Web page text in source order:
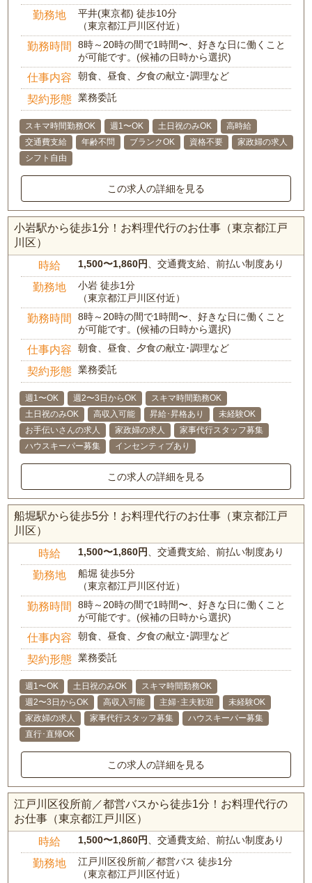
勤務地
平井(東京都) 徒歩10分
（東京都江戸川区付近）
勤務時間
8時～20時の間で1時間〜、好きな日に働くこと
が可能です。(候補の日時から選択)
仕事内容 朝食、昼食、夕食の献立･調理など
契約形態 業務委託
スキマ時間勤務OK 週1〜OK 土日祝のみOK
高時給
交通費支給
年齢不問 ブランクOK 資格不要
家政婦の求人
シフト自由
この求人の詳細を見る
小岩駅から徒歩1分！お料理代行のお仕事（東京都江戸
川区）
時給 1,500〜1,860円 、交通費支給、前払い制度あり
勤務地
小岩 徒歩1分
（東京都江戸川区付近）
勤務時間
8時～20時の間で1時間〜、好きな日に働くこと
が可能です。(候補の日時から選択)
仕事内容 朝食、昼食、夕食の献立･調理など
契約形態 業務委託
週1〜OK 週2〜3日からOK
スキマ時間勤務OK
土日祝のみOK
高収入可能 昇給･昇格あり
未経験OK
お手伝いさんの求人
家政婦の求人
家事代行スタッフ募集
ハウスキーパー募集
インセンティブあり
この求人の詳細を見る
船堀駅から徒歩5分！お料理代行のお仕事（東京都江戸
川区）
時給 1,500〜1,860円 、交通費支給、前払い制度あり
勤務地
船堀 徒歩5分
（東京都江戸川区付近）
勤務時間
8時～20時の間で1時間〜、好きな日に働くこと
が可能です。(候補の日時から選択)
仕事内容 朝食、昼食、夕食の献立･調理など
契約形態 業務委託
週1〜OK 土日祝のみOK
スキマ時間勤務OK
週2〜3日からOK
高収入可能 主婦･主夫歓迎
未経験OK
家政婦の求人
家事代行スタッフ募集
ハウスキーパー募集
直行･直帰OK
この求人の詳細を見る
江戸川区役所前／都営バスから徒歩1分！お料理代行の
お仕事（東京都江戸川区）
時給 1,500〜1,860円 、交通費支給、前払い制度あり
勤務地
江戸川区役所前／都営バス 徒歩1分
（東京都江戸川区付近）